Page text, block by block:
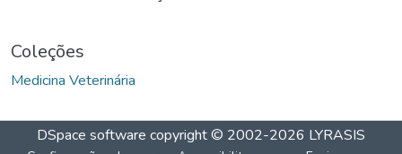
Coleções
Medicina Veterinária
DSpace software copyright © 2002-2026 LYRASIS